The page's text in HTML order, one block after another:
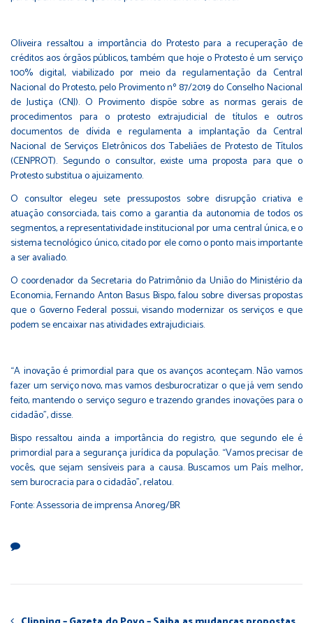
Oliveira ressaltou a importância do Protesto para a recuperação de
créditos aos órgãos públicos, também que hoje o Protesto é um serviço
100% digital, viabilizado por meio da regulamentação da Central
Nacional do Protesto, pelo Provimento nº 87/2019 do Conselho Nacional
de Justiça (CNJ). O Provimento dispõe sobre as normas gerais de
procedimentos para o protesto extrajudicial de títulos e outros
documentos de dívida e regulamenta a implantação da Central
Nacional de Serviços Eletrônicos dos Tabeliães de Protesto de Títulos
(CENPROT). Segundo o consultor, existe uma proposta para que o
Protesto substitua o ajuizamento.
O consultor elegeu sete pressupostos sobre disrupção criativa e
atuação consorciada, tais como a garantia da autonomia de todos os
segmentos, a representatividade institucional por uma central única, e o
sistema tecnológico único, citado por ele como o ponto mais importante
a ser avaliado.
O coordenador da Secretaria do Patrimônio da União do Ministério da
Economia, Fernando Anton Basus Bispo, falou sobre diversas propostas
que o Governo Federal possui, visando modernizar os serviços e que
podem se encaixar nas atividades extrajudiciais.
“A inovação é primordial para que os avanços aconteçam. Não vamos
fazer um serviço novo, mas vamos desburocratizar o que já vem sendo
feito, mantendo o serviço seguro e trazendo grandes inovações para o
cidadão”, disse.
Bispo ressaltou ainda a importância do registro, que segundo ele é
primordial para a segurança jurídica da população. “Vamos precisar de
vocês, que sejam sensíveis para a causa. Buscamos um País melhor,
sem burocracia para o cidadão”, relatou.
Fonte: Assessoria de imprensa Anoreg/BR